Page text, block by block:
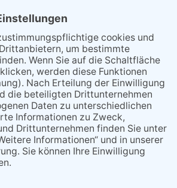
zu testen, ob Sie ein menschlicher
automatisierten Spam vorzubeugen.
um den reCAPTCHA-
verwenden reCAPTCHA, um Ihre
zu überprüfen. Dieser Service
Aktivitäten sammeln. Bitte
durch und
des Service zu, um fortzufahren.